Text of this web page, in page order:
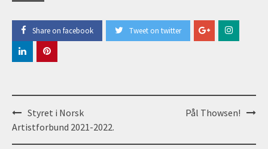
Share on facebook Tweet on twitter
Post
navigation
Styret i Norsk
Artistforbund 2021-2022.
Pål Thowsen!